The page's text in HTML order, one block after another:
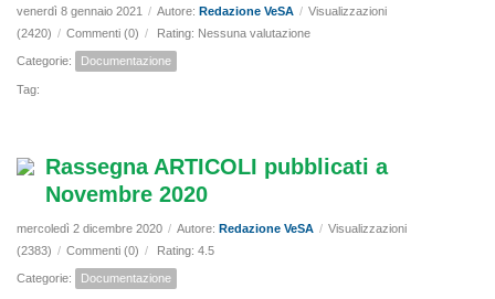
venerdì 8 gennaio 2021 / Autore: Redazione VeSA / Visualizzazioni
(2420) / Commenti (0) / Rating: Nessuna valutazione
Categorie: Documentazione
Tag:
Rassegna ARTICOLI pubblicati a
Novembre 2020
mercoledì 2 dicembre 2020 / Autore: Redazione VeSA / Visualizzazioni
(2383) / Commenti (0) / Rating: 4.5
Categorie: Documentazione